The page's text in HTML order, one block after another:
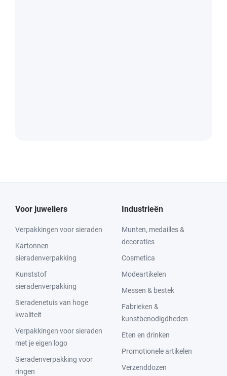
Voor juweliers
Verpakkingen voor sieraden
Kartonnen
sieradenverpakking
Kunststof
sieradenverpakking
Sieradenetuis van hoge
kwaliteit
Verpakkingen voor sieraden
met je eigen logo
Sieradenverpakking voor
ringen
Industrieën
Munten, medailles &
decoraties
Cosmetica
Modeartikelen
Messen & bestek
Fabrieken &
kunstbenodigdheden
Eten en drinken
Promotionele artikelen
Verzenddozen